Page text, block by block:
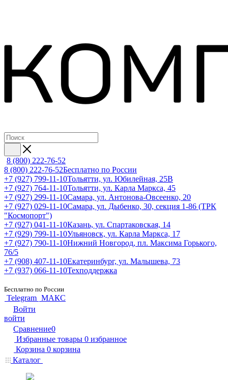
8 (800) 222-76-52
8 (800) 222-76-52Бесплатно по России
+7 (927) 799-11-10Тольятти, ул. Юбилейная, 25В
+7 (927) 764-11-10Тольятти, ул. Карла Маркса, 45
+7 (927) 299-11-10Самара, ул. Антонова-Овсеенко, 20
+7 (927) 029-11-10Самара, ул. Дыбенко, 30, секция 1-86 (ТРК
"Космопорт")
+7 (927) 041-11-10Казань, ул. Спартаковская, 14
+7 (929) 799-11-10Ульяновск, ул. Карла Маркса, 17
+7 (927) 790-11-10Нижний Новгород, пл. Максима Горького,
76/5
+7 (908) 407-11-10Екатеринбург, ул. Малышева, 73
+7 (937) 066-11-10Техподдержка
Бесплатно по России
Telegram МАКС
Войти
войти
Сравнение0
Избранные товары 0 избранное
Корзина 0 корзина
Каталог